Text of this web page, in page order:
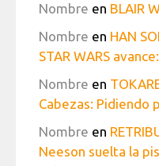
Nombre en BLAIR
Nombre en HAN
STAR WARS
Nombre en
Cabezas: Pidiendo
Nombre en
Neeson suelta la